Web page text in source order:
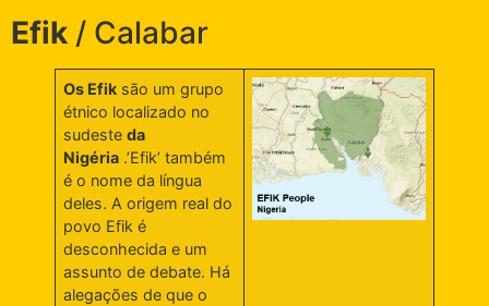
Efik / Calabar
Os Efik são um grupo
étnico localizado no
sudesteda
Nigéria .’Efik’ também
é o nome da língua
deles. A origem real do
povo Efik é
desconhecida e um
assunto de debate. Há
alegações de que o